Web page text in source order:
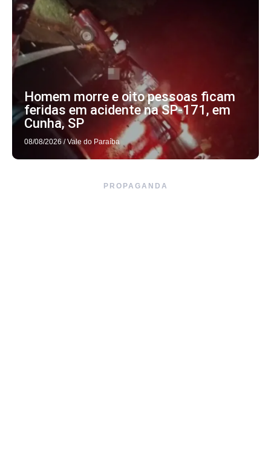
Homem morre e oito pessoas ficam
feridas em acidente na SP-171, em
Cunha, SP
08/08/2026 / Vale do Paraíba
PROPAGANDA